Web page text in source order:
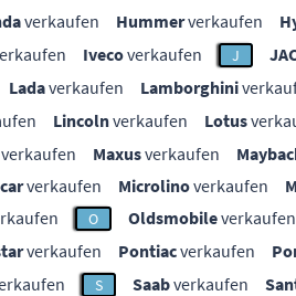
verkaufen Hummerverkaufen
Ivecoverkaufen J
Ladaverkaufen Lamborghini
Lincolnverkaufen Lotus
verkaufen Maxusverkaufen
verkaufen Microlinoverkaufen
O Oldsmobileverkaufen
verkaufen Pontiacverkaufen
S Saabverkaufen